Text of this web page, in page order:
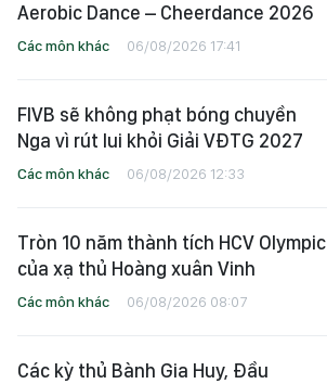
Aerobic Dance – Cheerdance 2026
Các môn khác 06/08/2026 17:41
FIVB sẽ không phạt bóng chuyền
Nga vì rút lui khỏi Giải VĐTG 2027
Các môn khác 06/08/2026 12:33
Tròn 10 năm thành tích HCV Olympic
của xạ thủ Hoàng xuân Vinh
Các môn khác 06/08/2026 08:07
Các kỳ thủ Bành Gia Huy, Đầu